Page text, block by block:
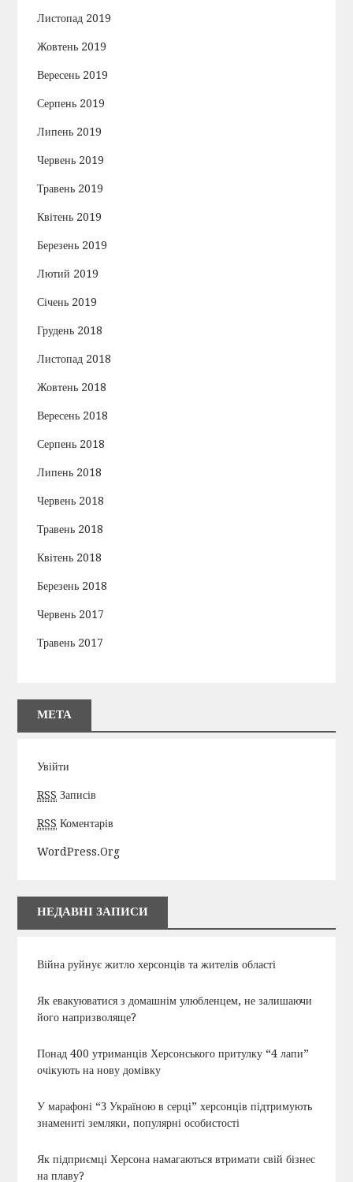
Листопад 2019
Жовтень 2019
Вересень 2019
Серпень 2019
Липень 2019
Червень 2019
Травень 2019
Квітень 2019
Березень 2019
Лютий 2019
Січень 2019
Грудень 2018
Листопад 2018
Жовтень 2018
Вересень 2018
Серпень 2018
Липень 2018
Червень 2018
Травень 2018
Квітень 2018
Березень 2018
Червень 2017
Травень 2017
МЕТА
Увійти
RSS Записів
RSS Коментарів
WordPress.org
НЕДАВНІ ЗАПИСИ
Війна руйнує житло херсонців та жителів області
Як евакуюватися з домашнім улюбленцем, не залишаючи
його напризволяще?
Понад 400 утриманців Херсонського притулку “4 лапи”
очікують на нову домівку
У марафоні “З Україною в серці” херсонців підтримують
знамениті земляки, популярні особистості
Як підприємці Херсона намагаються втримати свій бізнес
на плаву?